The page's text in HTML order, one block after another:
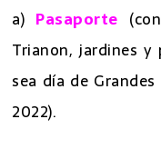
a) Pasaporte
Trianon, jardines y
sea día de
2022).